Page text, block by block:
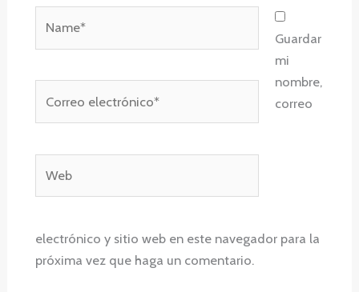
electrónico*
Guardar
mi
nombre,
correo
electrónico y sitio web en este navegador para la
próxima vez que haga un comentario.